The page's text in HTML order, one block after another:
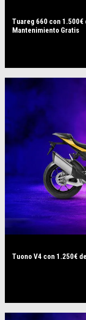
Tuareg 660 con 1.500€
Mantenimiento Gratis
Tuono V4 con 1.250€